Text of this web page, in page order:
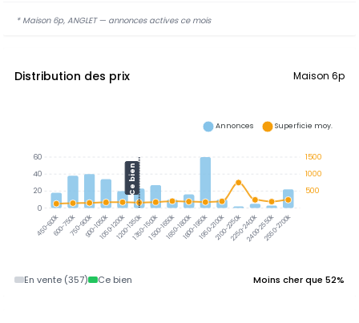
* Maison 6p, ANGLET — annonces actives ce mois
Distribution des prix Maison 6p
450-600k600-750k750-900k900-1050k1050-1200k1200-1350k1350-1500k1500-1650k1650-1800k1800-1950k1950-2100k2100-2250k2250-2400k2400-2550k2550-2700k
Ce bien
1500
1000
500
60
40
20
0
Annonces Superficie moy.
En vente (357) Ce bien Moins cher que 52%